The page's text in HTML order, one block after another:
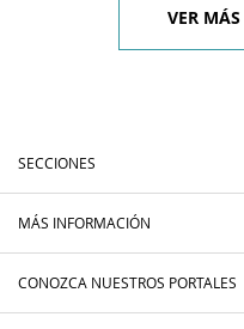
VER
SECCIONES
MÁS INFORMACIÓN
CONOZCA NUESTROS PORTALES